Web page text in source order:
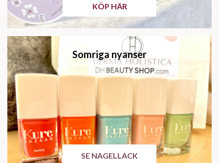
KÖP HÄR
Somriga nyanser
SE NAGELLACK